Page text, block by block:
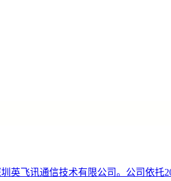
飞讯通信技术有限公司。公司依托